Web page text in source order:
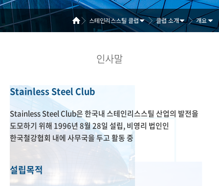
스테인리스스틸 클럽 클럽 소개 개요
인사말
Stainless Steel Club
Stainless Steel Club은 한국내 스테인리스스틸 산업의 발전을
도모하기 위해 1996년 8월 28일 설립, 비영리 법인인
한국철강협회 내에 사무국을 두고 활동 중
설립목적